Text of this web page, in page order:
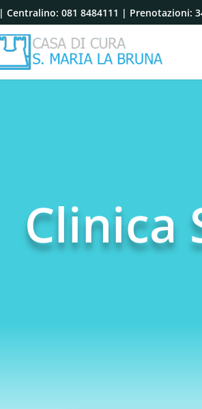
| Centralino:081 8484111 | Prenotazioni:
Clinica